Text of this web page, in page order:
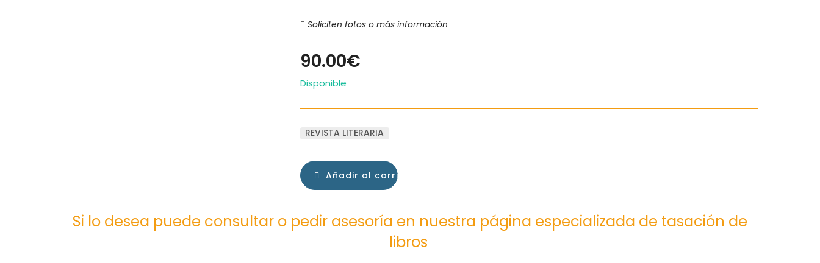
Soliciten fotos o más información
90.00€
Disponible
REVISTA LITERARIA
Añadir al carrito
Si lo desea puede consultar o pedir asesoría en nuestra página especializada de tasación de
libros